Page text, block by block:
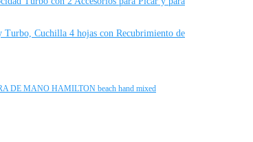
Cuchilla 4 hojas con Recubrimiento de
DE MANO HAMILTON beach hand mixed